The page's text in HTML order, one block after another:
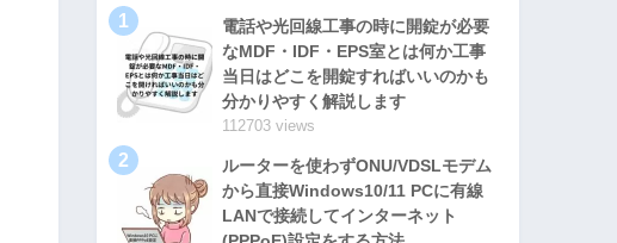
1
電話や光回線工事の時に開錠が必要
なMDF・IDF・EPS室とは何か工事
当日はどこを開錠すればいいのかも
分かりやすく解説します
112703 views
2
ルーターを使わずONU/VDSLモデム
から直接Windows10/11 PCに有線
LANで接続してインターネット